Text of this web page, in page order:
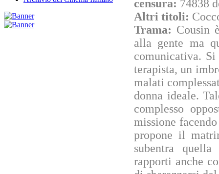
censura: 74838
Altri titoli:
Trama: Cousin
alla gente ma
comunicativa.
terapista, un
malati
donna ideale.
complesso
missione
propone il
subentra
rapporti anche